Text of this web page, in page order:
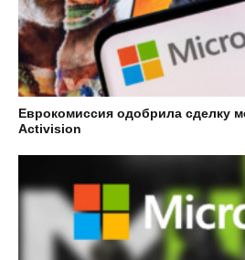
Еврокомиссия одобрила сделку
Activision